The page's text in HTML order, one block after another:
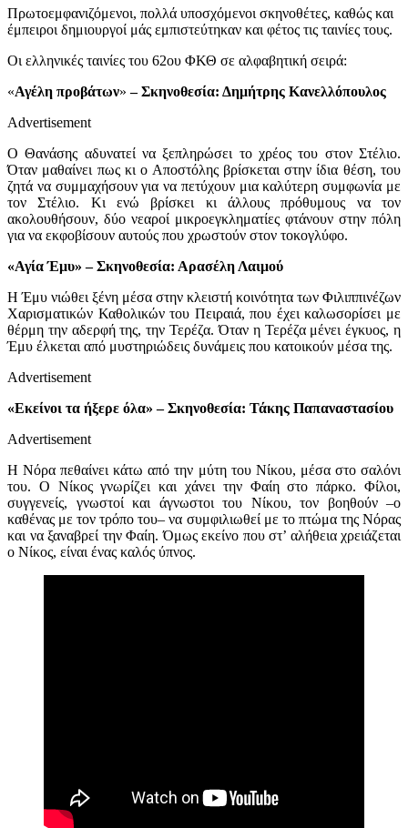
Πρωτοεμφανιζόμενοι, πολλά υποσχόμενοι σκηνοθέτες, καθώς και
έμπειροι δημιουργοί μάς εμπιστεύτηκαν και φέτος τις ταινίες τους.
Οι ελληνικές ταινίες του 62ου ΦΚΘ σε αλφαβητική σειρά:
«Αγέλη προβάτων»– Σκηνοθεσία: Δημήτρης Κανελλόπουλος
Advertisement
Ο Θανάσης αδυνατεί να ξεπληρώσει το χρέος του στον Στέλιο.
Όταν μαθαίνει πως κι ο Αποστόλης βρίσκεται στην ίδια θέση, του
ζητά να συμμαχήσουν για να πετύχουν μια καλύτερη συμφωνία με
τον Στέλιο. Κι ενώ βρίσκει κι άλλους πρόθυμους να τον
ακολουθήσουν, δύο νεαροί μικροεγκληματίες φτάνουν στην πόλη
για να εκφοβίσουν αυτούς που χρωστούν στον τοκογλύφο.
«Αγία Έμυ» – Σκηνοθεσία: Αρασέλη Λαιμού
H Έμυ νιώθει ξένη μέσα στην κλειστή κοινότητα των Φιλιππινέζων
Χαρισματικών Καθολικών του Πειραιά, που έχει καλωσορίσει με
θέρμη την αδερφή της, την Τερέζα. Όταν η Τερέζα μένει έγκυος, η
Έμυ έλκεται από μυστηριώδεις δυνάμεις που κατοικούν μέσα της.
Advertisement
«Εκείνοι τα ήξερε όλα» – Σκηνοθεσία: Τάκης Παπαναστασίου
Advertisement
Η Νόρα πεθαίνει κάτω από την μύτη του Νίκου, μέσα στο σαλόνι
του. Ο Νίκος γνωρίζει και χάνει την Φαίη στο πάρκο. Φίλοι,
συγγενείς, γνωστοί και άγνωστοι του Νίκου, τον βοηθούν –ο
καθένας με τον τρόπο του– να συμφιλιωθεί με το πτώμα της Νόρας
και να ξαναβρεί την Φαίη. Όμως εκείνο που στ’ αλήθεια χρειάζεται
ο Νίκος, είναι ένας καλός ύπνος.